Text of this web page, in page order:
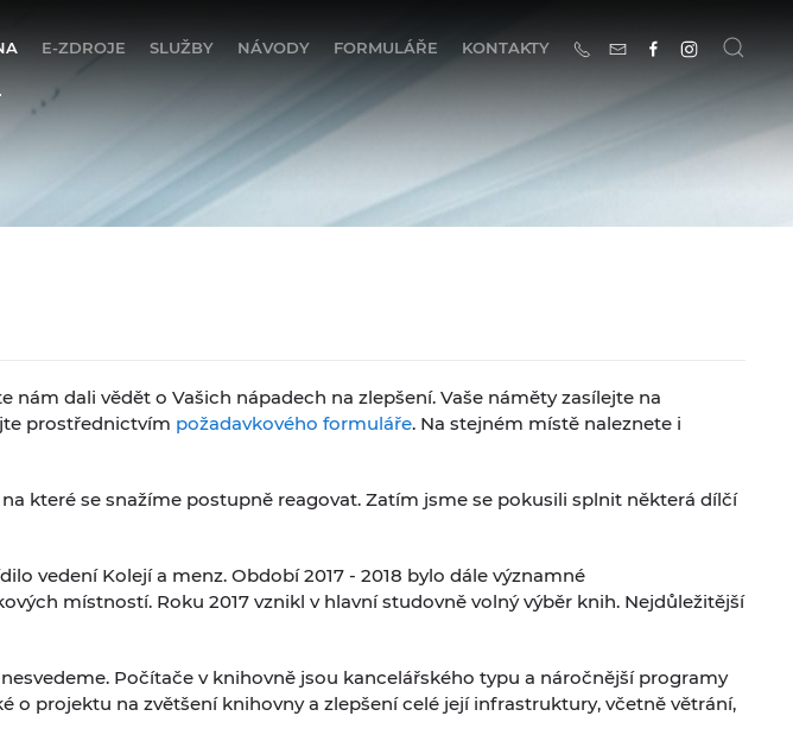
E-ZDROJE SLUŽBY NÁVODY FORMULÁŘE KONTAKTY
dali vědět o Vašich nápadech na zlepšení. Vaše náměty zasílejte na
prostřednictvím požadavkového formuláře. Na stejném místě naleznete i
které se snažíme postupně reagovat. Zatím jsme se pokusili splnit některá dílčí
vedení Kolejí a menz. Období 2017 - 2018 bylo dále významné
místností. Roku 2017 vznikl v hlavní studovně volný výběr knih. Nejdůležitější
Počítače v knihovně jsou kancelářského typu a náročnější programy
o projektu na zvětšení knihovny a zlepšení celé její infrastruktury, včetně větrání,